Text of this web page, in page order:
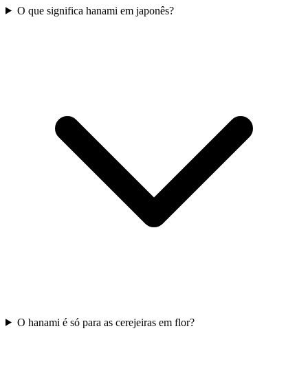
O que significa hanami em japonês?
O hanami é só para as cerejeiras em flor?